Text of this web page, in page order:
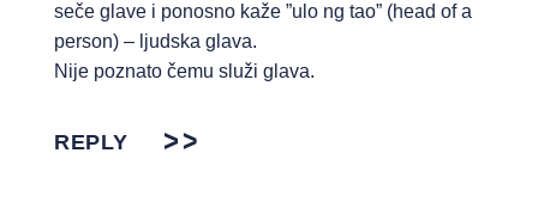
seče glave i ponosno kaže ”ulo ng tao” (head of a
person) – ljudska glava.
Nije poznato čemu služi glava.
REPLY